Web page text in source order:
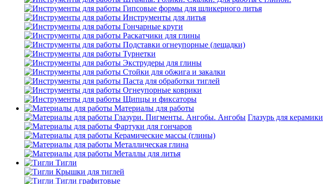
Гипсовые формы для шликерного литья
Инструменты для литья
Гончарные круги
Раскатчики для глины
Подставки огнеупорные (лещадки)
Турнетки
Экструдеры для глины
Стойки для обжига и закалки
Паста для обработки тиглей
Огнеупорные коврики
Щипцы и фиксаторы
Материалы для работы
Глазури. Пигменты. Ангобы. Ангобы Глазурь для керамики
Фартуки для гончаров
Керамические массы (глины)
Металлическая глина
Металлы для литья
Тигли
Крышки для тиглей
Тигли графитовые